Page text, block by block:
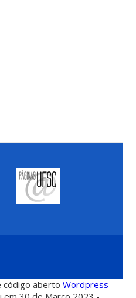
código abertoWordpress